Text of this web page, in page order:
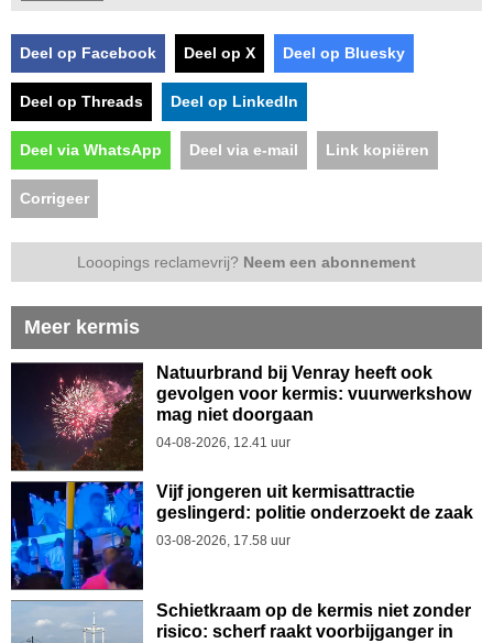
Deel op Facebook Deel op X Deel op Bluesky
Deel op Threads Deel op LinkedIn
Deel via WhatsApp Deel via e-mail Link kopiëren
Corrigeer
Looopings reclamevrij? Neem een abonnement
Meer kermis
Natuurbrand bij Venray heeft ook
gevolgen voor kermis: vuurwerkshow
mag niet doorgaan
04-08-2026, 12.41 uur
Vijf jongeren uit kermisattractie
geslingerd: politie onderzoekt de zaak
03-08-2026, 17.58 uur
Schietkraam op de kermis niet zonder
risico: scherf raakt voorbijganger in